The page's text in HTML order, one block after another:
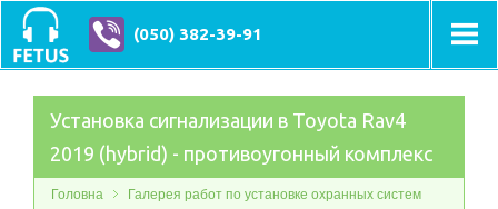
(050) 382-39-91
Установка сигнализации в Toyota Rav4
2019 (hybrid) - противоугонный комплекс
Головна
Галерея работ по установке охранных систем